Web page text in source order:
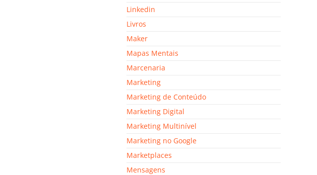
Linkedin
Livros
Maker
Mapas Mentais
Marcenaria
Marketing
Marketing de Conteúdo
Marketing Digital
Marketing Multinível
Marketing no Google
Marketplaces
Mensagens